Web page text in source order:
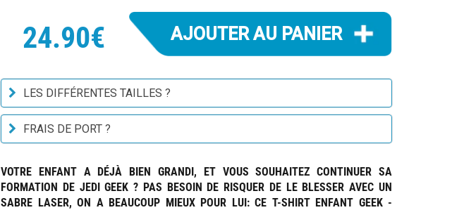
24.90€
LES DIFFÉRENTES TAILLES ?
FRAIS DE PORT ?
VOTRE ENFANT A DÉJÀ BIEN GRANDI, ET VOUS SOUHAITEZ CONTINUER SA
FORMATION DE JEDI GEEK ? PAS BESOIN DE RISQUER DE LE BLESSER AVEC UN
SABRE LASER, ON A BEAUCOUP MIEUX POUR LUI: CE T-SHIRT ENFANT GEEK -